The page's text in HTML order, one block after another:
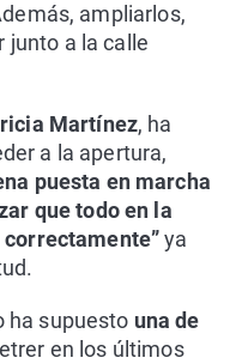
ampliarlos,
junto a la calle
Martínez, ha
a la apertura,
puesta en marcha
que todo en la
correctamente”ya
ha supuesto una de
en los últimos